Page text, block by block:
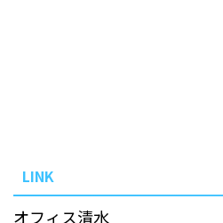
LINK
オフィス清水